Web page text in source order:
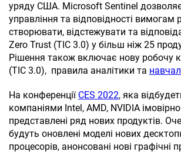
уряду США. Microsoft Sentinel
управління та відповідності вимогам
створювати, відстежувати та
Zero Trust (TIC 3.0) у більш ніж 25
Рішення також включає нову робочу
(TIC 3.0), правила аналітики та
На конференції CES 2022, яка
компаніями Intel, AMD, NVIDIA
представлені ряд нових продуктів.
будуть оновлені моделі нових
процесорів, анонсовані нові графічні